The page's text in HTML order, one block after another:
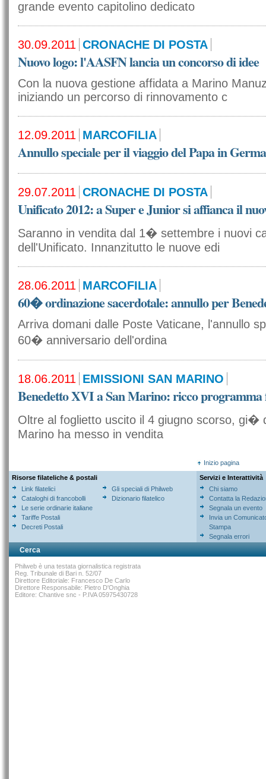
grande evento capitolino dedicato
30.09.2011 CRONACHE DI POSTA
Nuovo logo: l'AASFN lancia un concorso di idee
Con la nuova gestione affidata a Marino
iniziando un percorso di rinnovamento c
12.09.2011 MARCOFILIA
Annullo speciale per il viaggio del Papa in
29.07.2011 CRONACHE DI POSTA
Unificato 2012: a Super e Junior si affianca il
Saranno in vendita dal 1� settembre i nuovi
dell'Unificato. Innanzitutto le nuove edi
28.06.2011 MARCOFILIA
60� ordinazione sacerdotale: annullo per
Arriva domani dalle Poste Vaticane, l'annullo
60� anniversario dell'ordina
18.06.2011 EMISSIONI SAN MARINO
Benedetto XVI a San Marino: ricco programma
Oltre al foglietto uscito il 4 giugno scorso, gi�
Marino ha messo in vendita
Inizio pagina
Risorse filateliche & postali
Link filatelici
Cataloghi di francobolli
Le serie ordinarie italiane
Tariffe Postali
Decreti Postali
Gli speciali di Philweb
Dizionario filatelico
Servizi e Interattività
Chi siamo
Contatta la
Segnala un evento
Invia un
Stampa
Segnala errori
Cerca
Philweb è una testata giornalistica registrata
Reg. Tribunale di Bari n. 52/07
Direttore Editoriale: Francesco De Carlo
Direttore Responsabile: Pietro D'Onghia
Editore: Chantive snc - P.IVA 05975430728